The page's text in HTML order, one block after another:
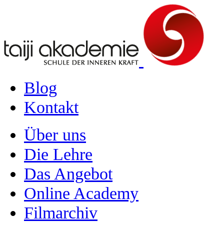
Blog
Kontakt
Über uns
Die Lehre
Das Angebot
Online Academy
Filmarchiv